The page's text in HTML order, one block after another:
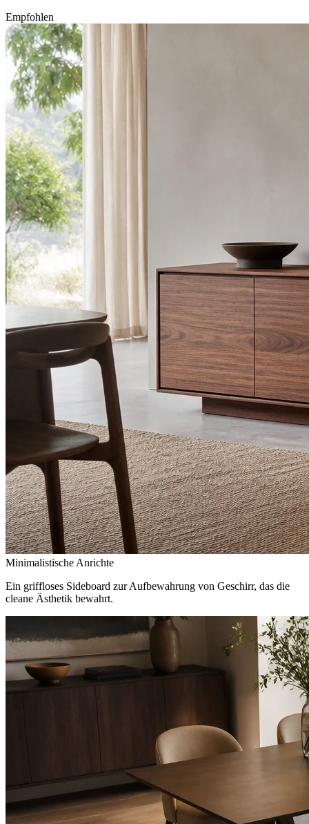
Empfohlen
Minimalistische Anrichte
Ein griffloses Sideboard zur Aufbewahrung von Geschirr, das die
cleane Ästhetik bewahrt.